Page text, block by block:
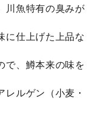
川魚特有の臭みが
に仕上げた上品な
で、鱒本来の味を
レルゲン（小麦・